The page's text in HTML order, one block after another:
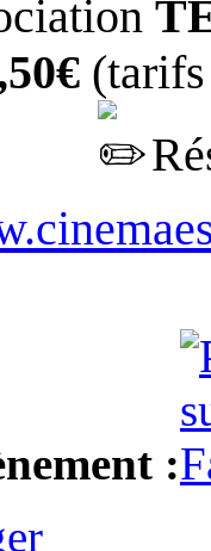
(tarifs
: